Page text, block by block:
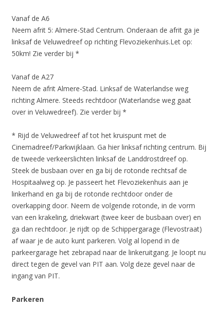
Vanaf de A6
Neem afrit 5: Almere-Stad Centrum. Onderaan de afrit ga je
linksaf de Veluwedreef op richting Flevoziekenhuis.Let op:
50km! Zie verder bij *
Vanaf de A27
Neem de afrit Almere-Stad. Linksaf de Waterlandse weg
richting Almere. Steeds rechtdoor (Waterlandse weg gaat
over in Veluwedreef). Zie verder bij *
* Rijd de Veluwedreef af tot het kruispunt met de
Cinemadreef/Parkwijklaan. Ga hier linksaf richting centrum. Bij
de tweede verkeerslichten linksaf de Landdrostdreef op.
Steek de busbaan over en ga bij de rotonde rechtsaf de
Hospitaalweg op. Je passeert het Flevoziekenhuis aan je
linkerhand en ga bij de rotonde rechtdoor onder de
overkapping door. Neem de volgende rotonde, in de vorm
van een krakeling, driekwart (twee keer de busbaan over) en
ga dan rechtdoor. Je rijdt op de Schippergarage (Flevostraat)
af waar je de auto kunt parkeren. Volg al lopend in de
parkeergarage het zebrapad naar de linkeruitgang. Je loopt nu
direct tegen de gevel van PIT aan. Volg deze gevel naar de
ingang van PIT.
Parkeren